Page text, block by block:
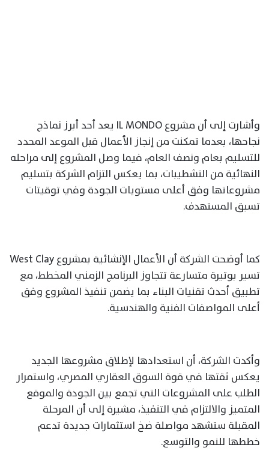
وأشارت إلى أن مشروع IL MONDO يعد أحد أبرز نماذج
نجاحها، بعدما تمكنت من إنجاز الأعمال قبل الموعد المحدد
للتسليم بعام ونصف العام، فيما وصل المشروع إلى مراحله
النهائية من التشطيبات، بما يعكس التزام الشركة بتسليم
مشروعاتها وفق أعلى مستويات الجودة وفي توقيتات
تسبق المستهدف.
كما أوضحت الشركة أن الأعمال الإنشائية بمشروع West Clay
تسير بوتيرة متسارعة تتجاوز البرنامج الزمني المخطط، مع
تطبيق أحدث تقنيات البناء بما يضمن تنفيذ المشروع وفق
أعلى المواصفات الفنية والهندسية.
وأكدت الشركة، أن استعدادها لإطلاق مشروعها الجديد
يعكس ثقتها في قوة السوق العقاري المصري، واستمرار
الطلب على المشروعات التي تجمع بين الجودة والموقع
المتميز والالتزام في التنفيذ، مشيرة إلى أن المرحلة
المقبلة ستشهد مواصلة ضخ استثمارات جديدة تدعم
خططها للنمو والتوسع.